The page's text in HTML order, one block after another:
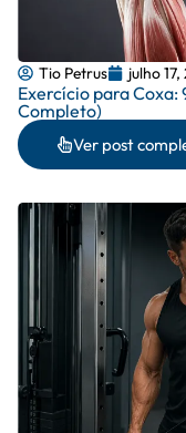
Tio Petrus julho
Exercício para Coxa:
Completo)
Ver post